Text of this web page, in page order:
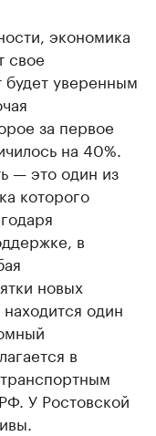
экономика
свое
будет уверенным
за первое
на 40%.
— это один из
которого
в
новых
один
в
У Ростовской